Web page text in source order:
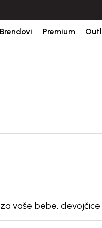
Brendovi Premium
za vaše bebe,